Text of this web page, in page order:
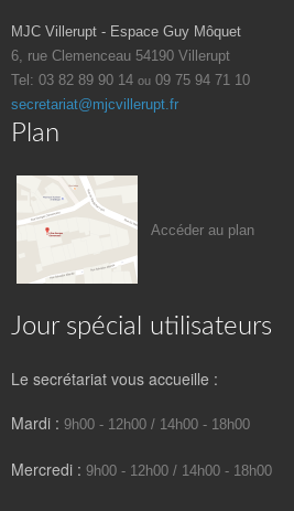
MJC Villerupt - Espace Guy Môquet
6, rue Clemenceau 54190 Villerupt
Tel: 03 82 89 90 14 ou 09 75 94 71 10
secretariat@mjcvillerupt.fr
Plan
Accéder au plan
Jour spécial utilisateurs
Le secrétariat vous accueille :
Mardi : 9h00 - 12h00 / 14h00 - 18h00
Mercredi : 9h00 - 12h00 / 14h00 - 18h00